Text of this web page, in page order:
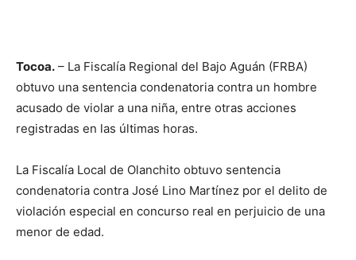
Tocoa. – La Fiscalía Regional del Bajo Aguán (FRBA)
obtuvo una sentencia condenatoria contra un hombre
acusado de violar a una niña, entre otras acciones
registradas en las últimas horas.
La Fiscalía Local de Olanchito obtuvo sentencia
condenatoria contra José Lino Martínez por el delito de
violación especial en concurso real en perjuicio de una
menor de edad.